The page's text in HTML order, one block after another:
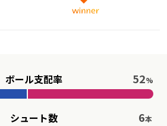
ボール支配率 52%
シュート数 6本